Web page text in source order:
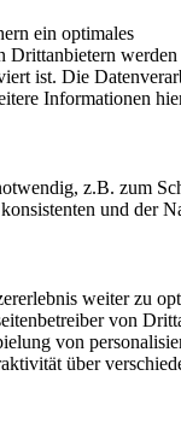
ein optimales
Drittanbietern
ist. Die
Informationen
z.B. zum
und der
weiter zu
von
von
über